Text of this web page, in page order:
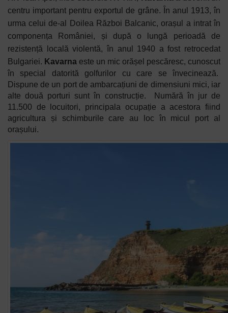
centru important pentru exportul de grâne. În anul 1913, în
urma celui de-al Doilea Război Balcanic, orașul a intrat în
componența României, și după o lungă perioadă de
rezistență locală violentă, în anul 1940 a fost retrocedat
Bulgariei. Kavarna este un mic orășel pescăresc, cunoscut
în special datorită golfurilor cu care se învecinează.
Dispune de un port de ambarcațiuni de dimensiuni mici, iar
alte două porturi sunt în construcție. Numără în jur de
11.500 de locuitori, principala ocupație a acestora fiind
agricultura și schimburile care au loc în micul port al
orașului.